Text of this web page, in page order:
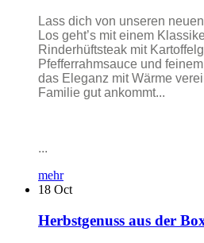
Lass dich von unseren
Los geht’s mit einem
Rinderhüftsteak mit
Pfefferrahmsauce und
das Eleganz mit Wärme
Familie gut ankommt...
...
mehr
18 Oct
Herbstgenuss aus der